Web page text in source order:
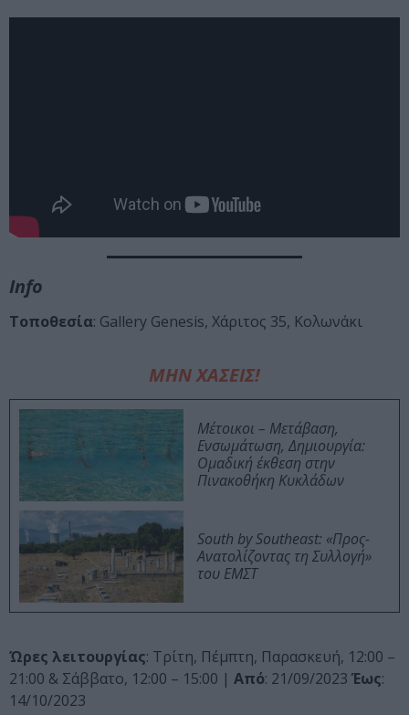
Info
Τοποθεσία: Gallery Genesis, Χάριτος 35, Κολωνάκι
ΜΗΝ ΧΑΣΕΙΣ!
Μέτοικοι – Μετάβαση,
Ενσωμάτωση, Δημιουργία:
Ομαδική έκθεση στην
Πινακοθήκη Κυκλάδων
South by Southeast: «Προς-
Ανατολίζοντας τη Συλλογή»
του ΕΜΣΤ
Ώρες λειτουργίας: Τρίτη, Πέμπτη, Παρασκευή, 12:00 –
21:00 & Σάββατο, 12:00 – 15:00 | Από: 21/09/2023 Έως:
14/10/2023